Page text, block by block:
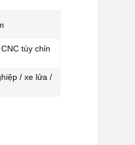
tùy chỉn
/ xe lửa /